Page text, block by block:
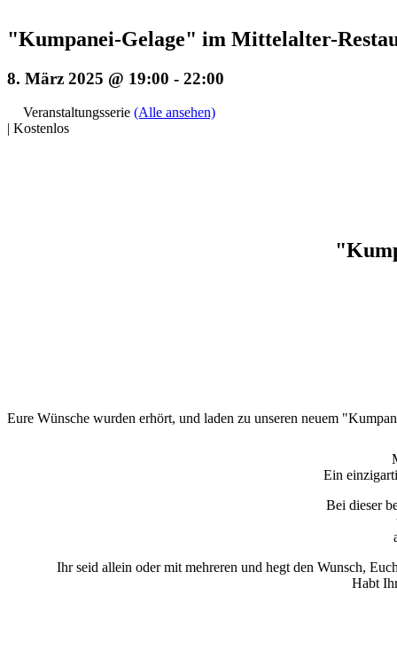
"Kumpanei-Gelage" im Mittelalter-
8. März 2025 @ 19:00 - 22:00
Veranstaltungsserie (Alle ansehen)
| Kostenlos
Eure Wünsche wurden erhört, und laden zu unseren neuem
Ein
Bei dieser
Ihr seid allein oder mit mehreren und hegt den Wunsch,
Habt